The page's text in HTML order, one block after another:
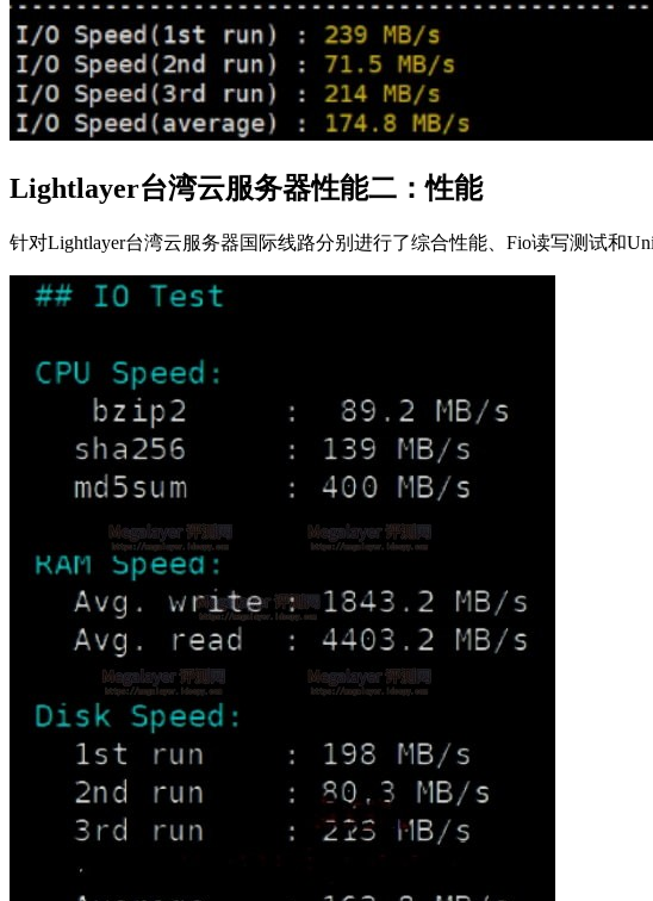
Lightlayer台湾云服务器性能二：性能
针对Lightlayer台湾云服务器国际线路分别进行了综合性能、Fio读写测试和